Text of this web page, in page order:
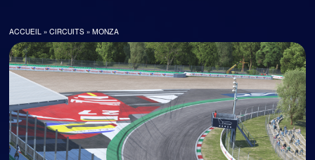
ACCUEIL »CIRCUITS »MONZA